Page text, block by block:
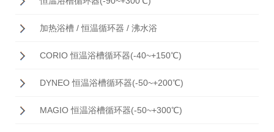
加热浴槽 / 恒温循环器 / 沸水浴
CORIO 恒温浴槽循环器(-40~+150℃)
DYNEO 恒温浴槽循环器(-50~+200℃)
MAGIO 恒温浴槽循环器(-50~+300℃)